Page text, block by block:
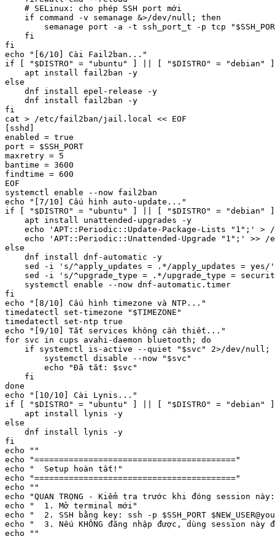
    # SELinux: cho phép SSH port mới
    if command -v semanage &>/dev/null; then
semanage port -a -t ssh_port_t -p tcp
    fi
fi
echo "[6/10] Cài Fail2ban..."
if [ "$DISTRO" = "ubuntu" ] || [ "$DISTRO" = "debian"
    apt install fail2ban -y
else
    dnf install epel-release -y
    dnf install fail2ban -y
fi
cat > /etc/fail2ban/jail.local << EOF
[sshd]
enabled = true
port = $SSH_PORT
maxretry = 5
bantime = 3600
findtime = 600
EOF
systemctl enable --now fail2ban
echo "[7/10] Cấu hình auto-update..."
if [ "$DISTRO" = "ubuntu" ] || [ "$DISTRO" = "debian"
    apt install unattended-upgrades -y
echo 'APT::Periodic::Update-Package-Lists "1";' >
echo 'APT::Periodic::Unattended-Upgrade "1";' >>
else
    dnf install dnf-automatic -y
sed -i 's/^apply_updates = .*/apply_updates = yes/
sed -i 's/^upgrade_type = .*/upgrade_type =
    systemctl enable --now dnf-automatic.timer
fi
echo "[8/10] Cấu hình timezone và NTP..."
timedatectl set-timezone "$TIMEZONE"
timedatectl set-ntp true
echo "[9/10] Tắt services không cần thiết..."
for svc in cups avahi-daemon bluetooth; do
if systemctl is-active --quiet "$svc" 2>/dev/null;
        systemctl disable --now "$svc"
        echo "Đã tắt: $svc"
    fi
done
echo "[10/10] Cài Lynis..."
if [ "$DISTRO" = "ubuntu" ] || [ "$DISTRO" = "debian"
    apt install lynis -y
else
    dnf install lynis -y
fi
echo ""
echo "========================================="
echo "  Setup hoàn tất!"
echo "========================================="
echo ""
echo "QUAN TRỌNG - Kiểm tra trước khi đóng session
echo "  1. Mở terminal mới"
echo "  2. SSH bằng key: ssh -p $SSH_PORT
echo "  3. Nếu KHÔNG đăng nhập được, dùng session
echo ""